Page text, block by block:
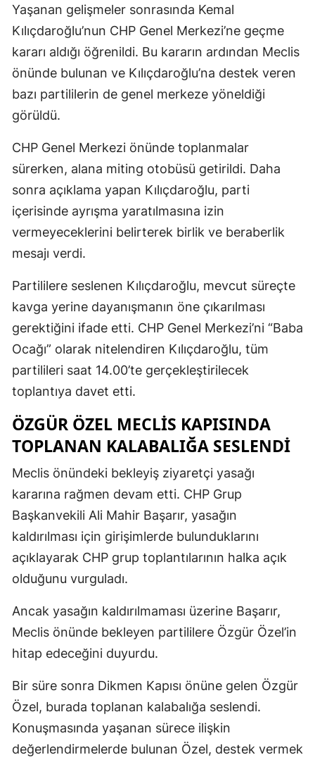
Yaşanan gelişmeler sonrasında Kemal
Kılıçdaroğlu’nun CHP Genel Merkezi’ne geçme
kararı aldığı öğrenildi. Bu kararın ardından Meclis
önünde bulunan ve Kılıçdaroğlu’na destek veren
bazı partililerin de genel merkeze yöneldiği
görüldü.
CHP Genel Merkezi önünde toplanmalar
sürerken, alana miting otobüsü getirildi. Daha
sonra açıklama yapan Kılıçdaroğlu, parti
içerisinde ayrışma yaratılmasına izin
vermeyeceklerini belirterek birlik ve beraberlik
mesajı verdi.
Partililere seslenen Kılıçdaroğlu, mevcut süreçte
kavga yerine dayanışmanın öne çıkarılması
gerektiğini ifade etti. CHP Genel Merkezi’ni “Baba
Ocağı” olarak nitelendiren Kılıçdaroğlu, tüm
partilileri saat 14.00’te gerçekleştirilecek
toplantıya davet etti.
ÖZGÜR ÖZEL MECLIS KAPISINDA
TOPLANAN KALABALIĞA SESLENDI
Meclis önündeki bekleyiş ziyaretçi yasağı
kararına rağmen devam etti. CHP Grup
Başkanvekili Ali Mahir Başarır, yasağın
kaldırılması için girişimlerde bulunduklarını
açıklayarak CHP grup toplantılarının halka açık
olduğunu vurguladı.
Ancak yasağın kaldırılmaması üzerine Başarır,
Meclis önünde bekleyen partililere Özgür Özel’in
hitap edeceğini duyurdu.
Bir süre sonra Dikmen Kapısı önüne gelen Özgür
Özel, burada toplanan kalabalığa seslendi.
Konuşmasında yaşanan sürece ilişkin
değerlendirmelerde bulunan Özel, destek vermek